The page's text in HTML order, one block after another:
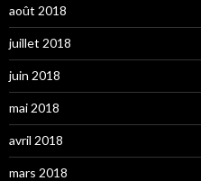
août 2018
juillet 2018
juin 2018
mai 2018
avril 2018
mars 2018